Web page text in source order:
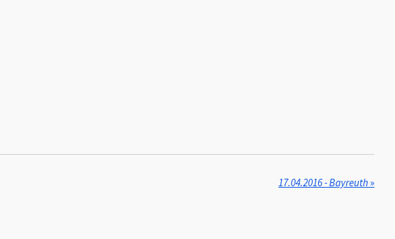
17.04.2016 - Bayreuth »